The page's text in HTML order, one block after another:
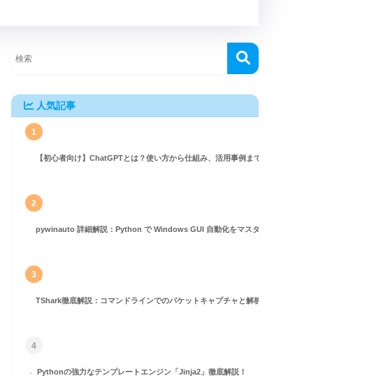
く解説
人気記事
1
【初心者向け】ChatGPTとは？使い方から仕組み、活用事例まで徹底解説
2
pywinauto 詳細解説：Python で Windows GUI 自動化をマスターしよう！
3
TShark徹底解説：コマンドラインでのパケットキャプチャと解析ガイド
4
Pythonの強力なテンプレートエンジン「Jinja2」徹底解説！